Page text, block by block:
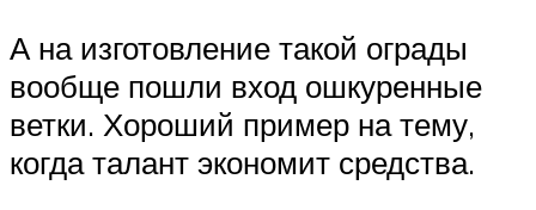
А на изготовление такой ограды
вообще пошли вход ошкуренные
ветки. Хороший пример на тему,
когда талант экономит средства.